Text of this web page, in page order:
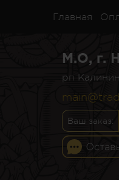
Главная
М.О, г.
рп
Ваш заказ: